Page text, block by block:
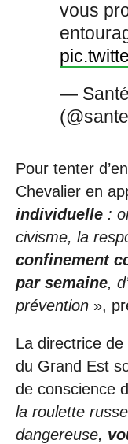
vous
—
Pour tenter
Chevalier en
individuelle :
civisme, la
confinement
par semaine,
prévention »,
La directrice de
du Grand Est
de conscience
la roulette
dangereuse,